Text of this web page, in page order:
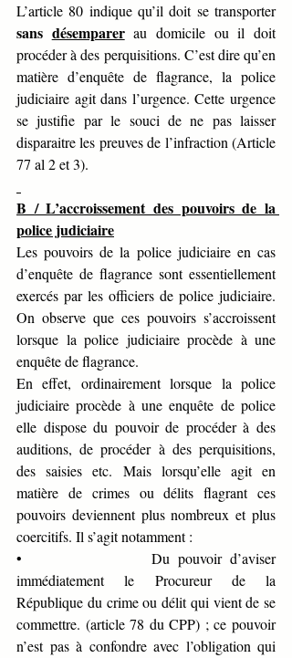
L’article 80 indique qu’il doit se transporter
sans désemparer au domicile ou il doit
procéder à des perquisitions. C’est dire qu’en
matière d’enquête de flagrance, la police
judiciaire agit dans l’urgence. Cette urgence
se justifie par le souci de ne pas laisser
disparaitre les preuves de l’infraction (Article
77 al 2 et 3).
B / L’accroissement des pouvoirs de la
police judiciaire
Les pouvoirs de la police judiciaire en cas
d’enquête de flagrance sont essentiellement
exercés par les officiers de police judiciaire.
On observe que ces pouvoirs s’accroissent
lorsque la police judiciaire procède à une
enquête de flagrance.
En effet, ordinairement lorsque la police
judiciaire procède à une enquête de police
elle dispose du pouvoir de procéder à des
auditions, de procéder à des perquisitions,
des saisies etc. Mais lorsqu’elle agit en
matière de crimes ou délits flagrant ces
pouvoirs deviennent plus nombreux et plus
coercitifs. Il s’agit notamment :
• Du pouvoir d’aviser
immédiatement le Procureur de la
République du crime ou délit qui vient de se
commettre. (article 78 du CPP) ; ce pouvoir
n’est pas à confondre avec l’obligation qui